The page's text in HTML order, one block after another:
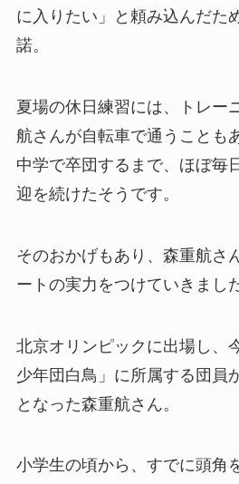
に入りたい」と頼み込んだた
諾。
夏場の休日練習には、トレー
航さんが自転車で通うことも
中学で卒団するまで、ほぼ毎
迎を続けたそうです。
そのおかげもあり、森重航さ
ートの実力をつけていきまし
北京オリンピックに出場し、
少年団白鳥」に所属する団員
となった森重航さん。
小学生の頃から、すでに頭角